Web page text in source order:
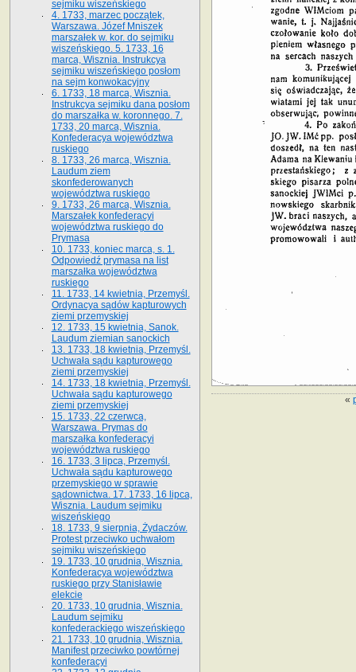
«
sejmiku wiszeńskiego
4. 1733, marzec początek,
Warszawa. Józef Mniszek
marszałek w. kor. do sejmiku
wiszeńskiego. 5. 1733, 16
marca, Wisznia. Instrukcya
sejmiku wiszeńskiego posłom
na sejm konwokacyjny
6. 1733, 18 marca, Wisznia.
Instrukcya sejmiku dana posłom
do marszałka w. koronnego. 7.
1733, 20 marca, Wisznia.
Konfederacya województwa
ruskiego
8. 1733, 26 marca, Wisznia.
Laudum ziem
skonfederowanych
województwa ruskiego
9. 1733, 26 marca, Wisznia.
Marszałek konfederacyi
województwa ruskiego do
Prymasa
10. 1733, koniec marca, s. 1.
Odpowiedź prymasa na list
marszałka województwa
ruskiego
11. 1733, 14 kwietnia, Przemyśl.
Ordynacya sądów kapturowych
ziemi przemyskiej
12. 1733, 15 kwietnia, Sanok.
Laudum ziemian sanockich
13. 1733, 18 kwietnia, Przemyśl.
Uchwała sądu kapturowego
ziemi przemyskiej
14. 1733, 18 kwietnia, Przemyśl.
Uchwała sądu kapturowego
ziemi przemyskiej
15. 1733, 22 czerwca,
Warszawa. Prymas do
marszałka konfederacyi
województwa ruskiego
16. 1733, 3 lipca, Przemyśl.
Uchwała sądu kapturowego
przemyskiego w sprawie
sądownictwa. 17. 1733, 16 lipca,
Wisznia. Laudum sejmiku
wiszeńskiego
18. 1733, 9 sierpnia, Żydaczów.
Protest przeciwko uchwałom
sejmiku wiszeńskiego
19. 1733, 10 grudnia, Wisznia.
Konfederacya województwa
ruskiego przy Stanisławie
elekcie
20. 1733, 10 grudnia, Wisznia.
Laudum sejmiku
konfederackiego wiszeńskiego
21. 1733, 10 grudnia, Wisznia.
Manifest przeciwko powtórnej
konfederacyi